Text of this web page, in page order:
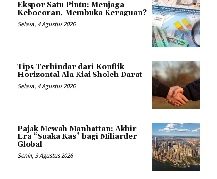
Ekspor Satu Pintu: Menjaga
Kebocoran, Membuka Keraguan?
Selasa, 4 Agustus 2026
Tips Terhindar dari Konflik
Horizontal Ala Kiai Sholeh Darat
Selasa, 4 Agustus 2026
Pajak Mewah Manhattan: Akhir
Era “Suaka Kas” bagi Miliarder
Global
Senin, 3 Agustus 2026